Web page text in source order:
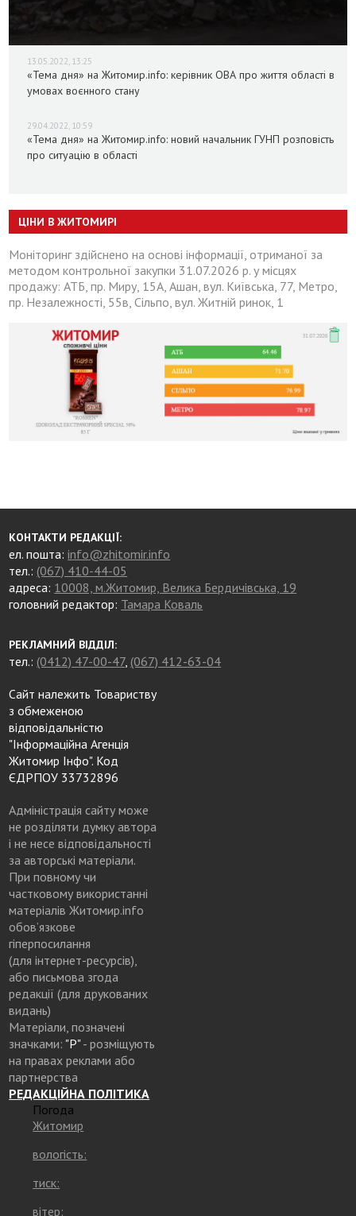
13.05.2022, 13:25
«Тема дня» на Житомир.info: керівник ОВА про життя області в
умовах воєнного стану
29.04.2022, 10:59
«Тема дня» на Житомир.info: новий начальник ГУНП розповість
про ситуацію в області
ЦІНИ В ЖИТОМИРІ
Моніторинг здійснено на основі інформації, отриманої за
методом контрольної закупки 31.07.2026 р. у місцях
продажу: АТБ, пр. Миру, 15А, Ашан, вул. Київська, 77, Метро,
пр. Незалежності, 55в, Сільпо, вул. Житній ринок, 1
КОНТАКТИ РЕДАКЦІЇ:
ел. пошта:info@zhitomir.info
тел.: (067) 410-44-05
адреса: 10008, м.Житомир, Велика Бердичівська, 19
головний редактор: Тамара Коваль
РЕКЛАМНИЙ ВІДДІЛ:
тел.: (0412) 47-00-47, (067) 412-63-04
Сайт належить Товариству
з обмеженою
відповідальністю
"Інформаційна Агенція
Житомир Інфо". Код
ЄДРПОУ 33732896
Адміністрація сайту може
не розділяти думку автора
і не несе відповідальності
за авторські матеріали.
При повному чи
частковому використанні
матеріалів Житомир.info
обов’язкове
гіперпосилання
(для інтернет-ресурсів),
або письмова згода
редакції (для друкованих
видань)
Матеріали, позначені
значками: "Р"- розміщують
на правах реклами або
партнерства
РЕДАКЦІЙНА ПОЛІТИКА
Погода
Житомир
вологість:
тиск:
вітер: